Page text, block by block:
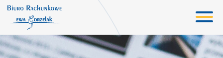
Biuro rachunkowe